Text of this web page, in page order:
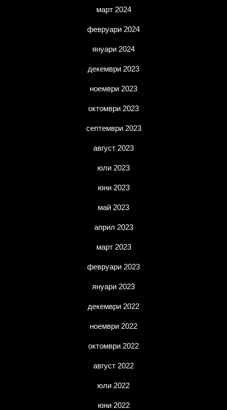
март 2024
февруари 2024
януари 2024
декември 2023
ноември 2023
октомври 2023
септември 2023
август 2023
юли 2023
юни 2023
май 2023
април 2023
март 2023
февруари 2023
януари 2023
декември 2022
ноември 2022
октомври 2022
август 2022
юли 2022
юни 2022